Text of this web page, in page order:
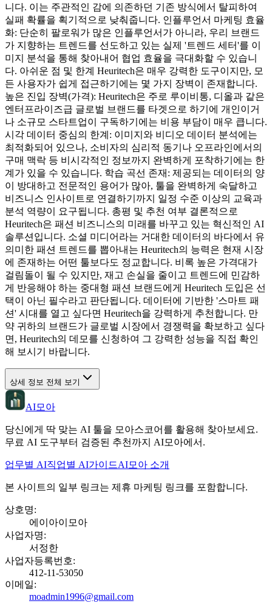
니다. 이는 주관적인 감에 의존하던 기존 방식에서 탈피하여
실패 확률을 획기적으로 낮춰줍니다. 인플루언서 마케팅 효율
화: 단순히 팔로워가 많은 인플루언서가 아니라, 우리 브랜드
가 지향하는 트렌드를 선도하고 있는 실제 '트렌드 세터'를 이
미지 분석을 통해 찾아내어 협업 효율을 극대화할 수 있습니
다. 아쉬운 점 및 한계 Heuritech은 매우 강력한 도구이지만, 모
든 사용자가 쉽게 접근하기에는 몇 가지 장벽이 존재합니다.
높은 진입 장벽(가격): Heuritech은 주로 루이비통, 디올과 같은
엔터프라이즈급 글로벌 브랜드를 타겟으로 하기에 개인이거
나 소규모 스타트업이 구독하기에는 비용 부담이 매우 큽니다.
시각 데이터 중심의 한계: 이미지와 비디오 데이터 분석에는
최적화되어 있으나, 소비자의 심리적 동기나 오프라인에서의
구매 맥락 등 비시각적인 정보까지 완벽하게 포착하기에는 한
계가 있을 수 있습니다. 학습 곡선 존재: 제공되는 데이터의 양
이 방대하고 전문적인 용어가 많아, 툴을 완벽하게 숙달하고
비즈니스 인사이트로 연결하기까지 일정 수준 이상의 교육과
분석 역량이 요구됩니다. 총평 및 추천 여부 결론적으로
Heuritech은 패션 비즈니스의 미래를 바꾸고 있는 혁신적인 AI
솔루션입니다. 소셜 미디어라는 거대한 데이터의 바다에서 유
의미한 패션 트렌드를 뽑아내는 Heuritech의 능력은 현재 시장
에 존재하는 어떤 툴보다도 정교합니다. 비록 높은 가격대가
걸림돌이 될 수 있지만, 재고 손실을 줄이고 트렌드에 민감하
게 반응해야 하는 중대형 패션 브랜드에게 Heuritech 도입은 선
택이 아닌 필수라고 판단됩니다. 데이터에 기반한 '스마트 패
션' 시대를 열고 싶다면 Heuritech을 강력하게 추천합니다. 만
약 귀하의 브랜드가 글로벌 시장에서 경쟁력을 확보하고 싶다
면, Heuritech의 데모를 신청하여 그 강력한 성능을 직접 확인
해 보시기 바랍니다.
상세 정보 전체 보기
AI모아
당신에게 딱 맞는 AI 툴을 모아스코어를 활용해 찾아보세요.
무료 AI 도구부터 검증된 추천까지 AI모아에서.
업무별 AI직업별 AI가이드AI모아 소개
본 사이트의 일부 링크는 제휴 마케팅 링크를 포함합니다.
상호명:
에이아이모아
사업자명:
서정한
사업자등록번호:
412-11-53050
이메일:
moadmin1996@gmail.com